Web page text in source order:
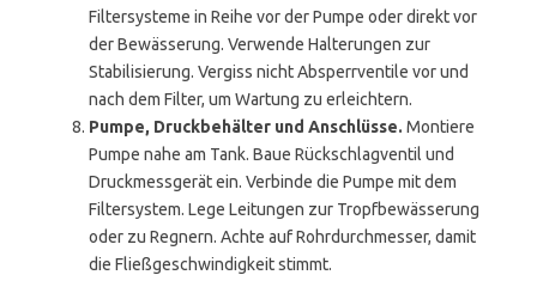
Filtersysteme in Reihe vor der Pumpe oder direkt vor
der Bewässerung. Verwende Halterungen zur
Stabilisierung. Vergiss nicht Absperrventile vor und
nach dem Filter, um Wartung zu erleichtern.
Pumpe, Druckbehälter und Anschlüsse. Montiere
Pumpe nahe am Tank. Baue Rückschlagventil und
Druckmessgerät ein. Verbinde die Pumpe mit dem
Filtersystem. Lege Leitungen zur Tropfbewässerung
oder zu Regnern. Achte auf Rohrdurchmesser, damit
die Fließgeschwindigkeit stimmt.